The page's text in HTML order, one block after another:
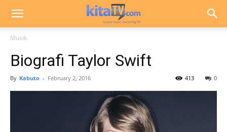
Musik
Biografi Taylor Swift
By Kabuto - February 2, 2016 0
413